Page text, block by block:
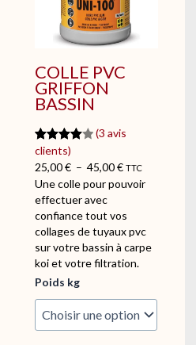
v
e
r
é
e
b
a
1
0
m
COLLE PVC
GRIFFON
BASSIN
Noté4.00
sur 5
basé
sur
3
notation
s client
(3 avis
clients)
25,00€ – 45,00€ TTC
Une colle pour pouvoir
effectuer avec
confiance tout vos
collages de tuyaux pvc
sur votre bassin à carpe
koi et votre filtration.
Poids kg
q